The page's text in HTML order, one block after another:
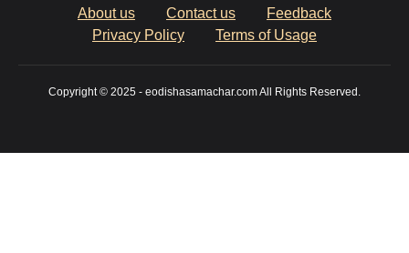
About us Contact us
Feedback
Privacy Policy
Terms of Usage
Copyright © 2025 - eodishasamachar.com All Rights Reserved.